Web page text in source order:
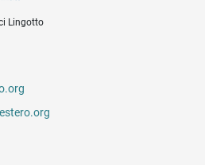
Lingotto